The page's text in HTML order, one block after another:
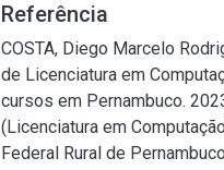
Referência
COSTA, Diego Marcelo
de Licenciatura em
cursos em Pernambuco.
(Licenciatura em
Federal Rural de